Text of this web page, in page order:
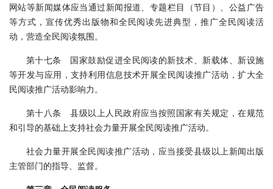
网站等新闻媒体应当通过新闻报道、专题栏目（节目）、公益广告
等方式，宣传优秀出版物和全民阅读先进典型，推广全民阅读活
动，营造全民阅读氛围。
第十七条 国家鼓励促进全民阅读的新技术、新载体、新设施
等开发与应用，支持利用信息技术开展全民阅读推广活动，扩大全
民阅读推广活动影响力。
第十八条 县级以上人民政府应当按照国家有关规定，在规范
和引导的基础上支持社会力量开展全民阅读推广活动。
社会力量开展全民阅读推广活动，应当接受县级以上新闻出版
主管部门的指导、监督。